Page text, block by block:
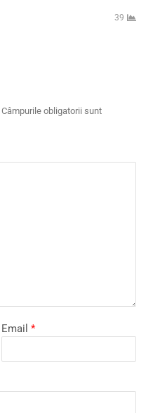
39
Câmpurile obligatorii sunt
Email *